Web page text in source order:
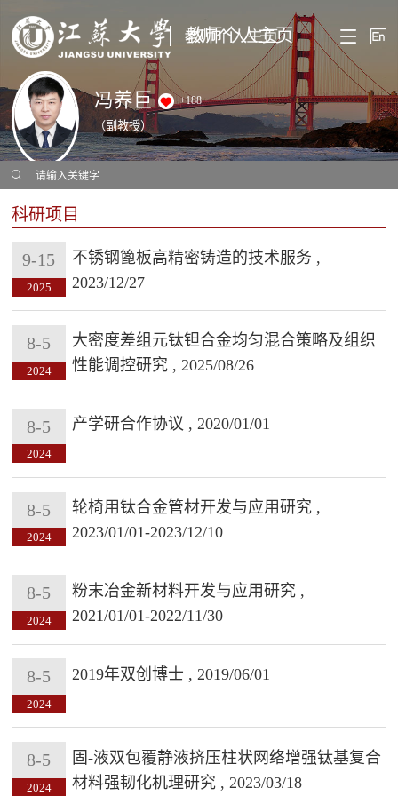
教师个人主页
冯养巨 +188
（副教授）
科研项目
9-15
2025
不锈钢篦板高精密铸造的技术服务 ,
2023/12/27
8-5
2024
大密度差组元钛钽合金均匀混合策略及组织
性能调控研究 , 2025/08/26
8-5
2024
产学研合作协议 , 2020/01/01
8-5
2024
轮椅用钛合金管材开发与应用研究 ,
2023/01/01-2023/12/10
8-5
2024
粉末冶金新材料开发与应用研究 ,
2021/01/01-2022/11/30
8-5
2024
2019年双创博士 , 2019/06/01
8-5
2024
固-液双包覆静液挤压柱状网络增强钛基复合
材料强韧化机理研究 , 2023/03/18